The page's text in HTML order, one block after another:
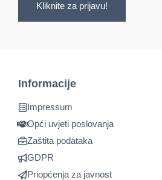
Kliknite za prijavu!
Informacije
Impressum
Opći uvjeti poslovanja
Zaštita podataka
GDPR
Priopćenja za javnost